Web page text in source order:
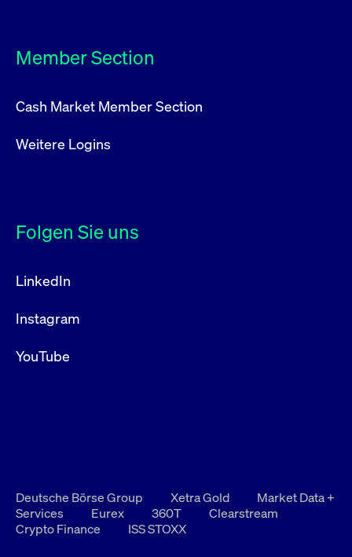
Member Section
Cash Market Member Section
Weitere Logins
Folgen Sie uns
LinkedIn
Instagram
YouTube
Deutsche Börse Group Xetra Gold
Market Data +
Services
Eurex 360T
Clearstream
Crypto Finance
ISS STOXX